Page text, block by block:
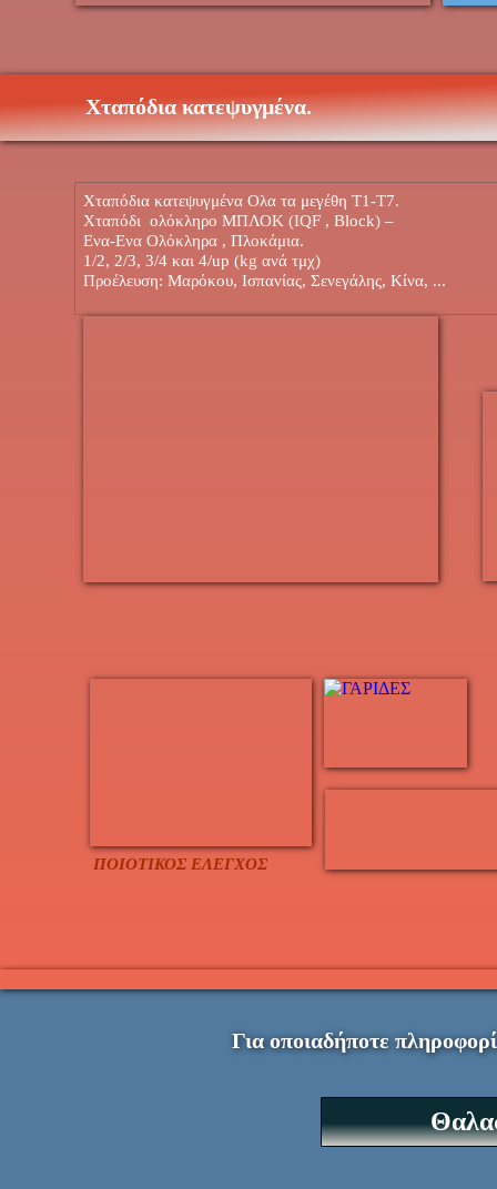
Για οποιαδήποτε
Χταπόδια κατεψυγμένα Ολα τα μεγέθη Τ1-Τ7.
Χταπόδι ολόκληρο ΜΠΛΟΚ (IQF , Block) –
Ενα-Ενα Ολόκληρα , Πλοκάμια.
1/2, 2/3, 3/4 και 4/up (kg ανά τμχ)
Προέλευση: Μαρόκου, Ισπανίας, Σενεγάλης, Κίνα, ...
ΠΟΙΟΤΙΚΟΣ ΕΛΕΓΧΟΣ
Χταπόδια κατεψυγμένα.